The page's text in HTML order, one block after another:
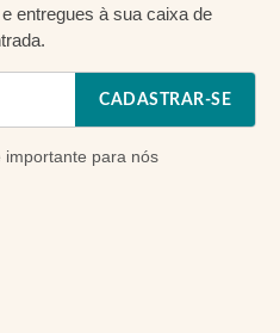
entregues à sua caixa de
CADASTRAR-SE
importante para nós